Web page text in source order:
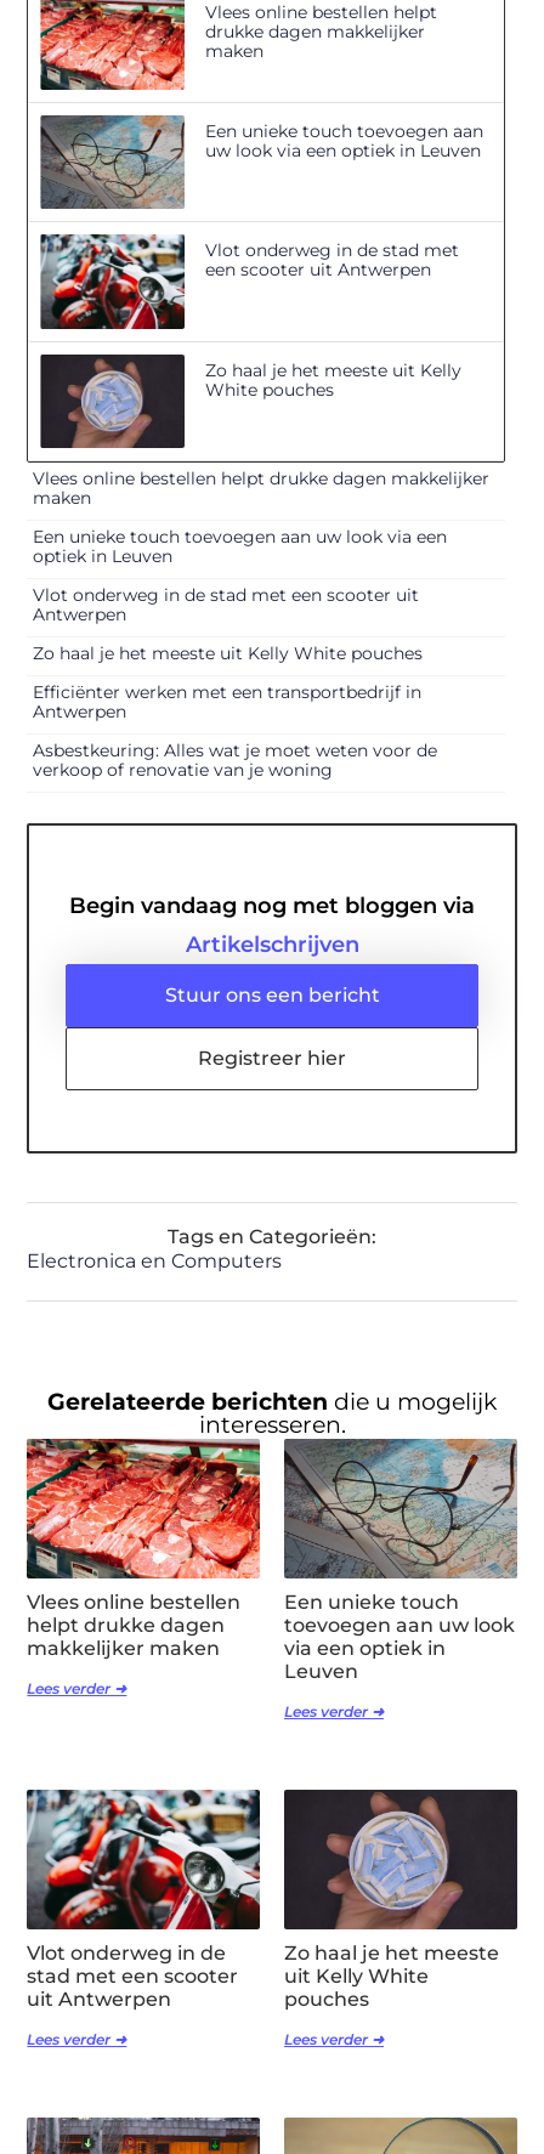
Vlees online bestellen helpt
drukke dagen makkelijker
maken
Een unieke touch toevoegen aan
uw look via een optiek in Leuven
Vlot onderweg in de stad met
een scooter uit Antwerpen
Zo haal je het meeste uit Kelly
White pouches
Vlees online bestellen helpt drukke dagen makkelijker
maken
Een unieke touch toevoegen aan uw look via een
optiek in Leuven
Vlot onderweg in de stad met een scooter uit
Antwerpen
Zo haal je het meeste uit Kelly White pouches
Efficiënter werken met een transportbedrijf in
Antwerpen
Asbestkeuring: Alles wat je moet weten voor de
verkoop of renovatie van je woning
Begin vandaag nog met bloggen via
Artikelschrijven
Stuur ons een bericht
Registreer hier
Tags en Categorieën:
Electronica en Computers
Gerelateerde berichten die u mogelijk
interesseren.
Vlees online bestellen
helpt drukke dagen
makkelijker maken
Lees verder ➜
Een unieke touch
toevoegen aan uw look
via een optiek in
Leuven
Lees verder ➜
Vlot onderweg in de
stad met een scooter
uit Antwerpen
Lees verder ➜
Zo haal je het meeste
uit Kelly White
pouches
Lees verder ➜